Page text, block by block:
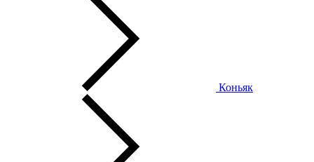
Коньяк